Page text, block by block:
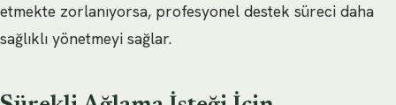
etmekte zorlanıyorsa, profesyonel destek süreci daha
sağlıklı yönetmeyi sağlar.